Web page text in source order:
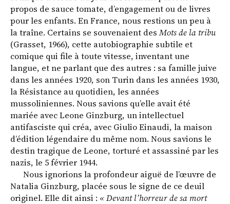
propos de sauce tomate, d’engagement ou de livres
pour les enfants. En France, nous restions un peu à
la traîne. Certains se souvenaient desMots de la tribu
(Grasset, 1966), cette autobiographie subtile et
comique qui file à toute vitesse, inventant une
langue, et ne parlant que des autres : sa famille juive
dans les années 1920, son Turin dans les années 1930,
la Résistance au quotidien, les années
mussoliniennes. Nous savions qu’elle avait été
mariée avec Leone Ginzburg, un intellectuel
antifasciste qui créa, avec Giulio Einaudi, la maison
d’édition légendaire du même nom. Nous savions le
destin tragique de Leone, torturé et assassiné par les
nazis, le 5 février 1944.
Nous ignorions la profondeur aiguë de l’œuvre de
Natalia Ginzburg, placée sous le signe de ce deuil
originel. Elle dit ainsi : « Devant l’horreur de sa mort